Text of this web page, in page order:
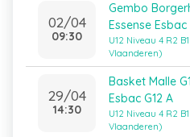
02/04
09:30
Gembo
Essense Esbac
U12 Niveau 4 R2
Vlaanderen)
29/04
14:30
Basket Malle
Esbac G12 A
U12 Niveau 4 R2
Vlaanderen)